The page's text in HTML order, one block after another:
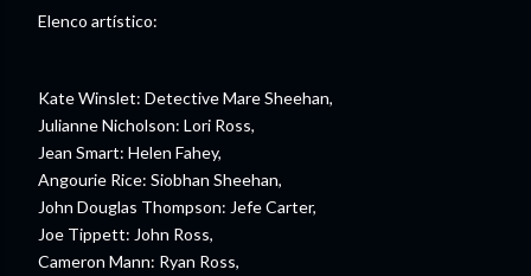
Elenco artístico:
Kate Winslet: Detective Mare Sheehan,
Julianne Nicholson: Lori Ross,
Jean Smart: Helen Fahey,
Angourie Rice: Siobhan Sheehan,
John Douglas Thompson: Jefe Carter,
Joe Tippett: John Ross,
Cameron Mann: Ryan Ross,